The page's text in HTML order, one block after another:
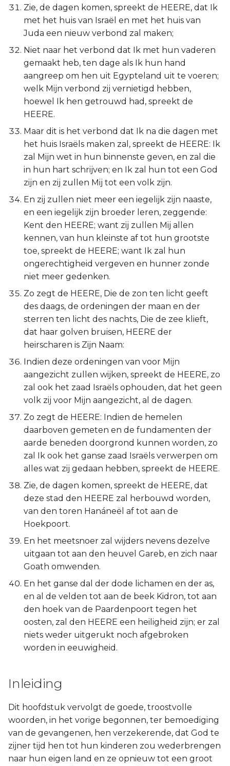
Zie, de dagen komen, spreekt de HEERE, dat Ik
met het huis van Israël en met het huis van
Juda een nieuw verbond zal maken;
Niet naar het verbond dat Ik met hun vaderen
gemaakt heb, ten dage als Ik hun hand
aangreep om hen uit Egypteland uit te voeren;
welk Mijn verbond zij vernietigd hebben,
hoewel Ik hen getrouwd had, spreekt de
HEERE.
Maar dit is het verbond dat Ik na die dagen met
het huis Israëls maken zal, spreekt de HEERE: Ik
zal Mijn wet in hun binnenste geven, en zal die
in hun hart schrijven; en Ik zal hun tot een God
zijn en zij zullen Mij tot een volk zijn.
En zij zullen niet meer een iegelijk zijn naaste,
en een iegelijk zijn broeder leren, zeggende:
Kent den HEERE; want zij zullen Mij allen
kennen, van hun kleinste af tot hun grootste
toe, spreekt de HEERE; want Ik zal hun
ongerechtigheid vergeven en hunner zonde
niet meer gedenken.
Zo zegt de HEERE, Die de zon ten licht geeft
des daags, de ordeningen der maan en der
sterren ten licht des nachts, Die de zee klieft,
dat haar golven bruisen, HEERE der
heirscharen is Zijn Naam:
Indien deze ordeningen van voor Mijn
aangezicht zullen wijken, spreekt de HEERE, zo
zal ook het zaad Israëls ophouden, dat het geen
volk zij voor Mijn aangezicht, al de dagen.
Zo zegt de HEERE: Indien de hemelen
daarboven gemeten en de fundamenten der
aarde beneden doorgrond kunnen worden, zo
zal Ik ook het ganse zaad Israëls verwerpen om
alles wat zij gedaan hebben, spreekt de HEERE.
Zie, de dagen komen, spreekt de HEERE, dat
deze stad den HEERE zal herbouwd worden,
van den toren Hanáneël af tot aan de
Hoekpoort.
En het meetsnoer zal wijders nevens dezelve
uitgaan tot aan den heuvel Gareb, en zich naar
Goath omwenden.
En het ganse dal der dode lichamen en der as,
en al de velden tot aan de beek Kidron, tot aan
den hoek van de Paardenpoort tegen het
oosten, zal den HEERE een heiligheid zijn; er zal
niets weder uitgerukt noch afgebroken
worden in eeuwigheid.
Inleiding
Dit hoofdstuk vervolgt de goede, troostvolle
woorden, in het vorige begonnen, ter bemoediging
van de gevangenen, hen verzekerende, dat God te
zijner tijd hen tot hun kinderen zou wederbrengen
naar hun eigen land en ze opnieuw tot een groot